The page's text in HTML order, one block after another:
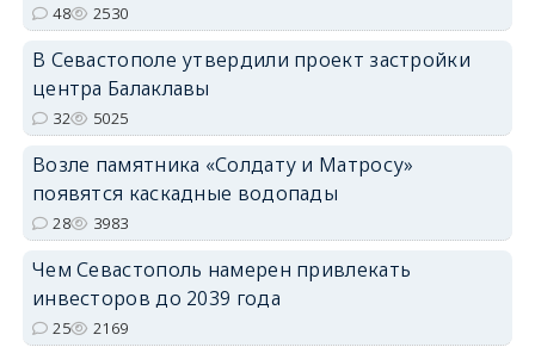
48 2530
В Севастополе утвердили проект застройки
центра Балаклавы
32 5025
Возле памятника «Солдату и Матросу»
появятся каскадные водопады
28 3983
Чем Севастополь намерен привлекать
инвесторов до 2039 года
25 2169